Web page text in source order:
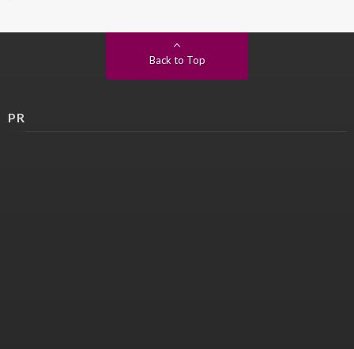
Back to Top
PR